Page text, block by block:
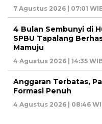
7 Agustus 2026 | 07:01
4 Bulan Sembunyi di
SPBU Tapalang
Mamuju
4 Agustus 2026 | 14:35
Anggaran Terbatas,
Formasi Penuh
4 Agustus 2026 | 08:46